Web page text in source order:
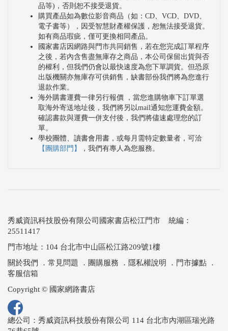
品等)，否則恕不接受退貨。
購買產品如為數位影音商品（如：CD、VCD、DVD、
電子書等），因受智慧財產權保護，恕無法接受退貨。
如有商品瑕疵，僅可更換相同產品。
國家書店因網路與門市共同銷售，若在您完成訂單程序
之後，若內含售盡無庫存之商品，本公司保留出貨與否
的權利，但我們仍會以最快速度為您下單調貨。但恐原
出版機關亦無庫存可供銷售，缺書部份我們將為您進行
退款作業。
海外購書運費一律另行報價 ，當您進購物車下訂單選
取海外寄送地址後，我們將另以mail通知您運費金額。
確認書款與運費一併支付後，我們將儘速處理您的訂
單。
學校團體、讀書會用書，或每月需特定數量者，可洽
【團購部門】
，我們有專人為您服務。
秀威資訊科技股份有限公司國家書店松江門市 統編：
25511417
門市地址：104 台北市中山區松江路209號1樓
關於我們
． 常見問題 ． 團購服務 ． 隱私權說明 ． 門市據點 ．
客服信箱
Copyright © 國家網路書店
總公司：秀威資訊科技股份有限公司 114 台北市內湖區瑞光路